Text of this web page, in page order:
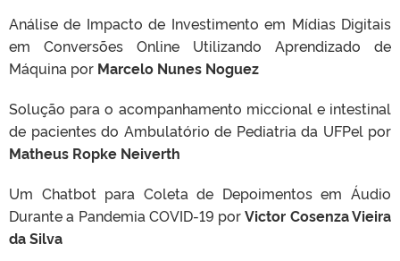
Análise de Impacto de Investimento em Mídias Digitais
em Conversões Online Utilizando Aprendizado de
Máquina por Marcelo Nunes Noguez
Solução para o acompanhamento miccional e intestinal
de pacientes do Ambulatório de Pediatria da UFPel por
Matheus Ropke Neiverth
Um Chatbot para Coleta de Depoimentos em Áudio
Durante a Pandemia COVID-19 porVictor Cosenza Vieira
da Silva